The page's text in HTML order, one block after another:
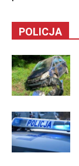
POLICJA